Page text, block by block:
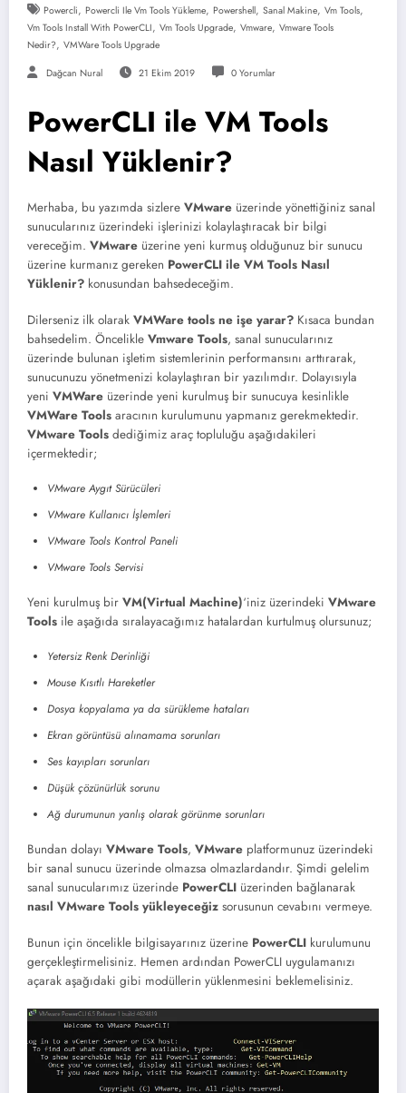
Powercli, Powercli Ile Vm Tools Yükleme, Powershell, Sanal Makine, Vm Tools,
Vm Tools Install With PowerCLI, Vm Tools Upgrade, Vmware, Vmware Tools
Nedir?, VMWare Tools Upgrade
Dağcan Nural 21 Ekim 2019 0 Yorumlar
PowerCLI ile VM Tools
Nasıl Yüklenir?
Merhaba, bu yazımda sizlere VMware üzerinde yönettiğiniz sanal
sunucularınız üzerindeki işlerinizi kolaylaştıracak bir bilgi
vereceğim. VMware üzerine yeni kurmuş olduğunuz bir sunucu
üzerine kurmanız gereken PowerCLI ile VM Tools Nasıl
Yüklenir? konusundan bahsedeceğim.
Dilerseniz ilk olarak VMWare tools ne işe yarar? Kısaca bundan
bahsedelim. Öncelikle Vmware Tools, sanal sunucularınız
üzerinde bulunan işletim sistemlerinin performansını arttırarak,
sunucunuzu yönetmenizi kolaylaştıran bir yazılımdır. Dolayısıyla
yeni VMWare üzerinde yeni kurulmuş bir sunucuya kesinlikle
VMWare Tools aracının kurulumunu yapmanız gerekmektedir.
VMware Tools dediğimiz araç topluluğu aşağıdakileri
içermektedir;
VMware Aygıt Sürücüleri
VMware Kullanıcı İşlemleri
VMware Tools Kontrol Paneli
VMware Tools Servisi
Yeni kurulmuş bir VM(Virtual Machine)‘iniz üzerindeki VMware
Tools ile aşağıda sıralayacağımız hatalardan kurtulmuş olursunuz;
Yetersiz Renk Derinliği
Mouse Kısıtlı Hareketler
Dosya kopyalama ya da sürükleme hataları
Ekran görüntüsü alınamama sorunları
Ses kayıpları sorunları
Düşük çözünürlük sorunu
Ağ durumunun yanlış olarak görünme sorunları
Bundan dolayı VMware Tools, VMware platformunuz üzerindeki
bir sanal sunucu üzerinde olmazsa olmazlardandır. Şimdi gelelim
sanal sunucularımız üzerinde PowerCLI üzerinden bağlanarak
nasıl VMware Tools yükleyeceğiz sorusunun cevabını vermeye.
Bunun için öncelikle bilgisayarınız üzerine PowerCLI kurulumunu
gerçekleştirmelisiniz. Hemen ardından PowerCLI uygulamanızı
açarak aşağıdaki gibi modüllerin yüklenmesini beklemelisiniz.